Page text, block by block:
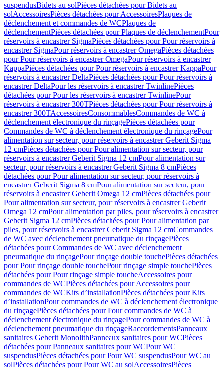
suspendusBidets au solPièces détachées pour Bidets au
solAccessoiresPièces détachées pour AccessoiresPlaques de
déclenchement et commandes de WCPlaques de
déclenchementPièces détachées pour Plaques de déclenchementPour
réservoirs à encastrer SigmaPièces détachées pour Pour réservoirs à
encastrer SigmaPour réservoirs à encastrer OmegaPièces détachées
pour Pour réservoirs à encastrer OmegaPour réservoirs à encastrer
KappaPièces détachées pour Pour réservoirs à encastrer KappaPour
réservoirs à encastrer DeltaPièces détachées pour Pour réservoirs à
encastrer DeltaPour les réservoirs à encastrer TwinlinePièces
détachées pour Pour les réservoirs à encastrer TwinlinePour
réservoirs à encastrer 300TPièces détachées pour Pour réservoirs à
encastrer 300TAccessoiresConsommablesCommandes de WC à
déclenchement électronique du rinçagePièces détachées pour
Commandes de WC à déclenchement électronique du rinçagePour
alimentation sur secteur, pour réservoirs à encastrer Geberit Sigma
12 cmPièces détachées pour Pour alimentation sur secteur, pour
réservoirs à encastrer Geberit Sigma 12 cmPour alimentation sur
secteur, pour réservoirs à encastrer Geberit Sigma 8 cmPièces
détachées pour Pour alimentation sur secteur, pour réservoirs à
encastrer Geberit Sigma 8 cmPour alimentation sur secteur, pour
réservoirs à encastrer Geberit Omega 12 cmPièces détachées pour
Pour alimentation sur secteur, pour réservoirs à encastrer Geberit
Omega 12 cmPour alimentation par piles, pour réservoirs à encastrer
Geberit Sigma 12 cmPièces détachées pour Pour alimentation par
piles, pour réservoirs à encastrer Geberit Sigma 12 cmCommandes
de WC avec déclenchement pneumatique du rinçagePièces
détachées pour Commandes de WC avec déclenchement
pneumatique du rinçagePour rinçage double touchePièces détachées
pour Pour rinçage double touchePour rinçage simple touchePièces
détachées pour Pour rinçage simple toucheAccessoires pour
commandes de WCPièces détachées pour Accessoires pour
commandes de WCKits d’installationPièces détachées pour Kits
d’installationPour commandes de WC à déclenchement électronique
du rinçagePièces détachées pour Pour commandes de WC à
déclenchement électronique du rinçagePour commandes de WC à
déclenchement pneumatique du rinçageRaccordementsPanneaux
sanitaires Geberit MonolithPanneaux sanitaires pour WCPièces
détachées pour Panneaux sanitaires pour WCPour WC
suspendusPièces détachées pour Pour WC suspendusPour WC au
solPièces détachées pour Pour WC au solAccessoiresPièces